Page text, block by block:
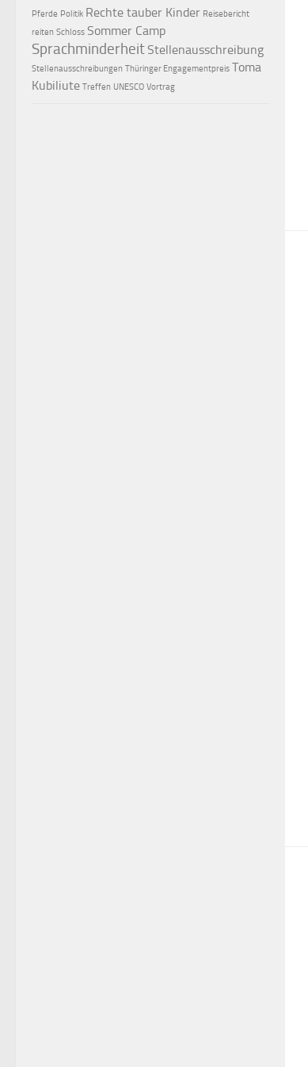
Pferde Politik Rechte tauber Kinder Reisebericht
reiten Schloss Sommer Camp
Sprachminderheit Stellenausschreibung
Stellenausschreibungen Thüringer Engagementpreis Toma
Kubiliute Treffen UNESCO Vortrag